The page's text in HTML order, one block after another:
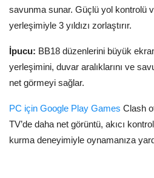
savunma sunar. Güçlü yol kontrolü
yerleşimiyle 3 yıldızı zorlaştırır.
İpucu: BB18 düzenlerini büyük
yerleşimini, duvar aralıklarını ve
net görmeyi sağlar.
PC için Google Play Games Clash
TV’de daha net görüntü, akıcı
kurma deneyimiyle oynamanıza